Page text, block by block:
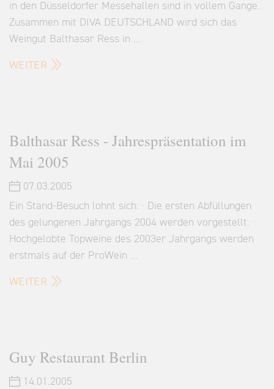
in den Düsseldorfer Messehallen sind in vollem Gange.
Zusammen mit DIVA DEUTSCHLAND wird sich das
Weingut Balthasar Ress in …
WEITER
Balthasar Ress - Jahrespräsentation im
Mai 2005
07.03.2005
Ein Stand-Besuch lohnt sich: · Die ersten Abfüllungen
des gelungenen Jahrgangs 2004 werden vorgestellt. ·
Hochgelobte Topweine des 2003er Jahrgangs werden
erstmals auf der ProWein …
WEITER
Guy Restaurant Berlin
14.01.2005